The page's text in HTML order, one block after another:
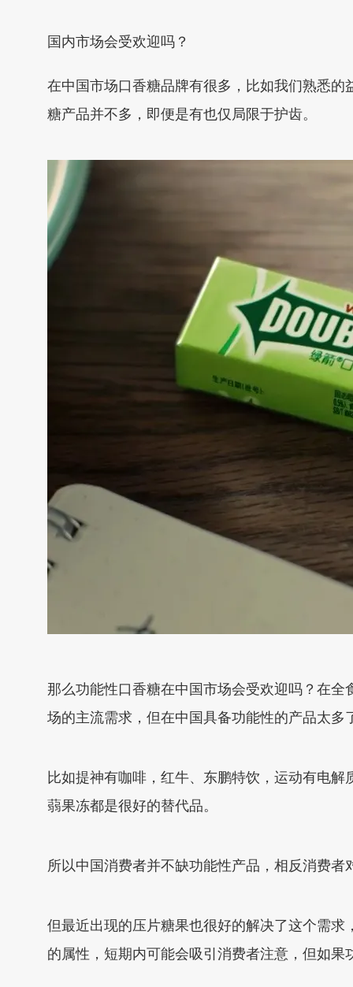
国内市场会受欢迎吗？
在中国市场口香糖品牌有很多，比如我们熟悉
糖产品并不多，即便是有也仅局限于护齿。
那么功能性口香糖在中国市场会受欢迎吗？在
场的主流需求，但在中国具备功能性的产品太多
比如提神有咖啡，红牛、东鹏特饮，运动有电
蒻果冻都是很好的替代品。
所以中国消费者并不缺功能性产品，相反消费
但最近出现的压片糖果也很好的解决了这个需
的属性，短期内可能会吸引消费者注意，但如